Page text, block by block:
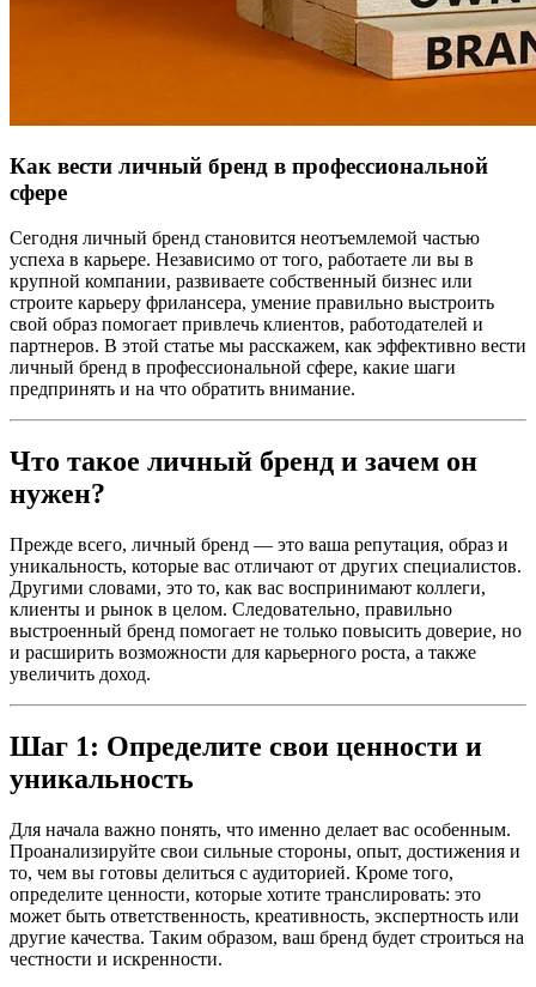
Как вести личный бренд в профессиональной
сфере
Сегодня личный бренд становится неотъемлемой частью
успеха в карьере. Независимо от того, работаете ли вы в
крупной компании, развиваете собственный бизнес или
строите карьеру фрилансера, умение правильно выстроить
свой образ помогает привлечь клиентов, работодателей и
партнеров. В этой статье мы расскажем, как эффективно вести
личный бренд в профессиональной сфере, какие шаги
предпринять и на что обратить внимание.
Что такое личный бренд и зачем он
нужен?
Прежде всего, личный бренд — это ваша репутация, образ и
уникальность, которые вас отличают от других специалистов.
Другими словами, это то, как вас воспринимают коллеги,
клиенты и рынок в целом. Следовательно, правильно
выстроенный бренд помогает не только повысить доверие, но
и расширить возможности для карьерного роста, а также
увеличить доход.
Шаг 1: Определите свои ценности и
уникальность
Для начала важно понять, что именно делает вас особенным.
Проанализируйте свои сильные стороны, опыт, достижения и
то, чем вы готовы делиться с аудиторией. Кроме того,
определите ценности, которые хотите транслировать: это
может быть ответственность, креативность, экспертность или
другие качества. Таким образом, ваш бренд будет строиться на
честности и искренности.